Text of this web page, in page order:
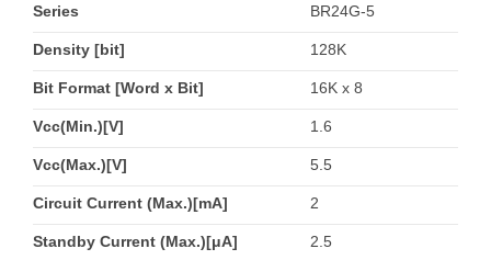
Series BR24G-5
Density [bit] 128K
Bit Format [Word x Bit] 16K x 8
Vcc(Min.)[V] 1.6
Vcc(Max.)[V] 5.5
Circuit Current (Max.)[mA] 2
Standby Current (Max.)[μA] 2.5